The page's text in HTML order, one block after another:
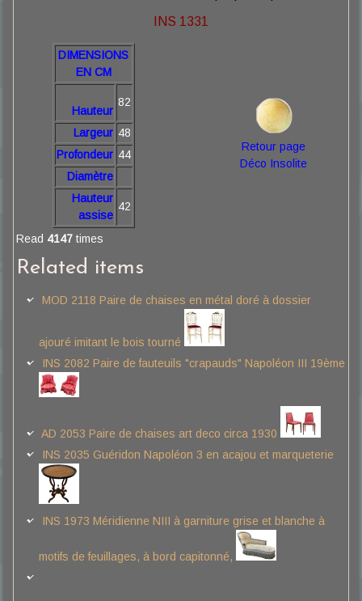
INS 1331
DIMENSIONS
EN CM
Hauteur
82
Largeur 48
Profondeur 44
Diamètre
Hauteur
assise
42
Retour page
Déco Insolite
Read 4147 times
Related items
MOD 2118 Paire de chaises en métal doré à dossier
ajouré imitant le bois tourné
INS 2082 Paire de fauteuils "crapauds" Napoléon III 19ème
AD 2053 Paire de chaises art deco circa 1930
INS 2035 Guéridon Napoléon 3 en acajou et marqueterie
INS 1973 Méridienne NIII à garniture grise et blanche à
motifs de feuillages, à bord capitonné,